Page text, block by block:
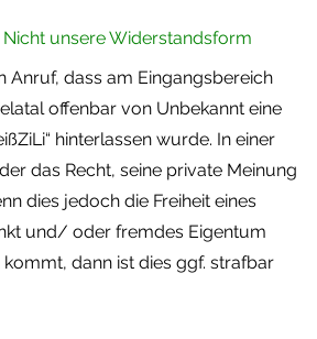
Nicht unsere Widerstandsform
Anruf, dass am Eingangsbereich
offenbar von Unbekannt eine
hinterlassen wurde. In einer
das Recht, seine private Meinung
dies jedoch die Freiheit eines
und/ oder fremdes Eigentum
dann ist dies ggf. strafbar